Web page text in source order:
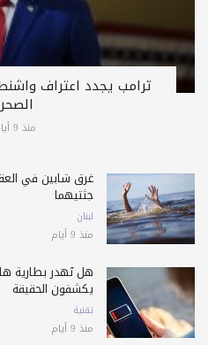
ترامب يجدد اعتراف
منذ 9 أيام
غرق شابين في
جثتيهما
لبنان
منذ 9 أيام
هل تُهدر بطارية
يكشفون الحقيقة
تقنية
منذ 9 أيام